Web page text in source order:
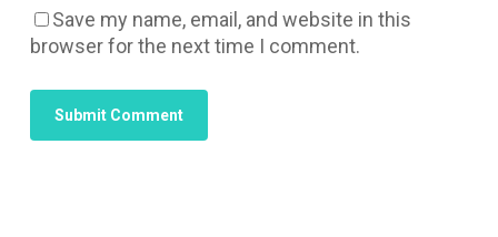
Save my name, email, and website in this
browser for the next time I comment.